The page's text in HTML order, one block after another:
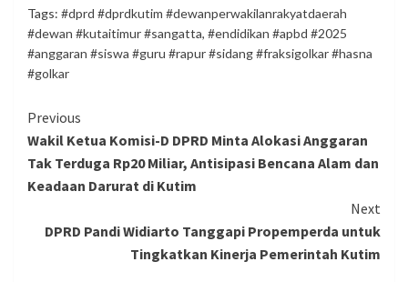
Tags: #dprd #dprdkutim #dewanperwakilanrakyatdaerah
#dewan #kutaitimur #sangatta, #endidikan #apbd #2025
#anggaran #siswa #guru #rapur #sidang #fraksigolkar #hasna
#golkar
Continue
Reading
Previous
Wakil Ketua Komisi-D DPRD Minta Alokasi Anggaran
Tak Terduga Rp20 Miliar, Antisipasi Bencana Alam dan
Keadaan Darurat di Kutim
Next
DPRD Pandi Widiarto Tanggapi Propemperda untuk
Tingkatkan Kinerja Pemerintah Kutim